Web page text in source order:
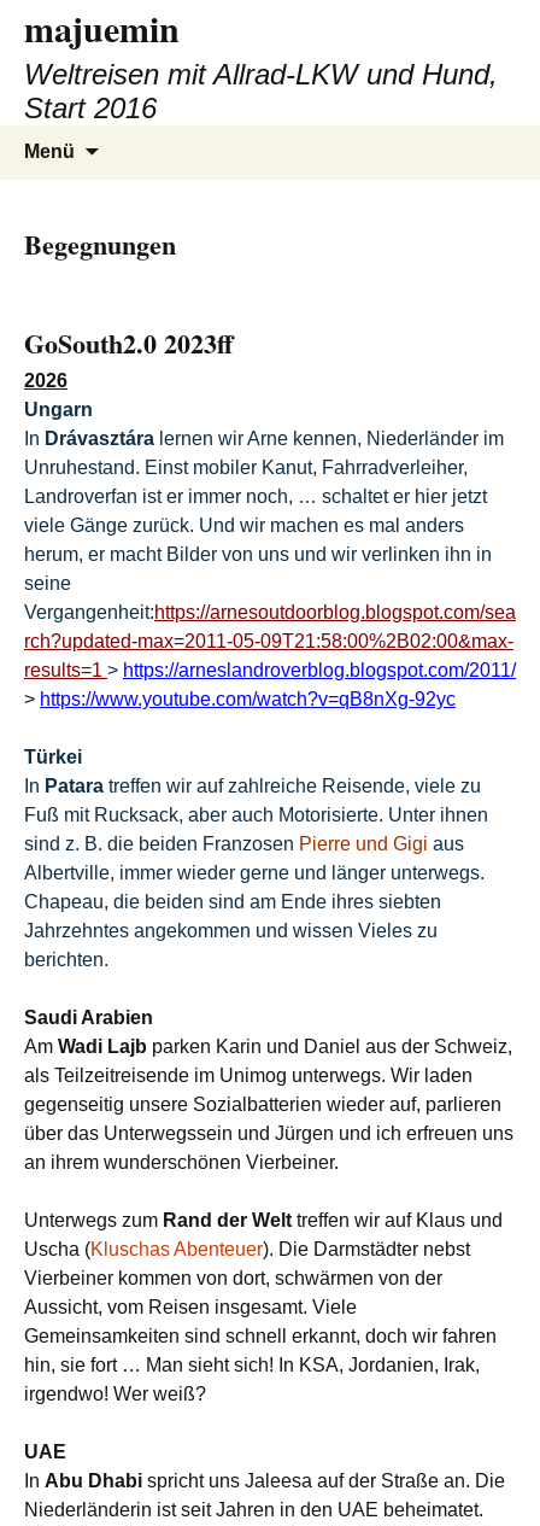
Inhalt
springen
majuemin
Weltreisen mit Allrad-LKW und Hund,
Start 2016
Menü
Begegnungen
GoSouth2.0 2023ff
2026
Ungarn
In Drávasztára lernen wir Arne kennen, Niederländer im
Unruhestand. Einst mobiler Kanut, Fahrradverleiher,
Landroverfan ist er immer noch, … schaltet er hier jetzt
viele Gänge zurück. Und wir machen es mal anders
herum, er macht Bilder von uns und wir verlinken ihn in
seine
Vergangenheit:https://arnesoutdoorblog.blogspot.com/sea
rch?updated-max=2011-05-09T21:58:00%2B02:00&max-
results=1 > https://arneslandroverblog.blogspot.com/2011/
> https://www.youtube.com/watch?v=qB8nXg-92yc
Türkei
In Patara treffen wir auf zahlreiche Reisende, viele zu
Fuß mit Rucksack, aber auch Motorisierte. Unter ihnen
sind z. B. die beiden Franzosen Pierre und Gigi aus
Albertville, immer wieder gerne und länger unterwegs.
Chapeau, die beiden sind am Ende ihres siebten
Jahrzehntes angekommen und wissen Vieles zu
berichten.
Saudi Arabien
Am Wadi Lajb parken Karin und Daniel aus der Schweiz,
als Teilzeitreisende im Unimog unterwegs. Wir laden
gegenseitig unsere Sozialbatterien wieder auf, parlieren
über das Unterwegssein und Jürgen und ich erfreuen uns
an ihrem wunderschönen Vierbeiner.
Unterwegs zum Rand der Welt treffen wir auf Klaus und
Uscha (Kluschas Abenteuer). Die Darmstädter nebst
Vierbeiner kommen von dort, schwärmen von der
Aussicht, vom Reisen insgesamt. Viele
Gemeinsamkeiten sind schnell erkannt, doch wir fahren
hin, sie fort … Man sieht sich! In KSA, Jordanien, Irak,
irgendwo! Wer weiß?
UAE
In Abu Dhabi spricht uns Jaleesa auf der Straße an. Die
Niederländerin ist seit Jahren in den UAE beheimatet.